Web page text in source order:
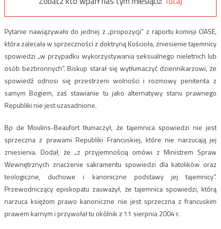
Pytanie nawiązywało do jednej z „propozycji” z raportu komisji CIASE,
która zalecała w sprzeczności z doktryną Kościoła, zniesienie tajemnicy
spowiedzi „w przypadku wykorzystywania seksualnego nieletnich lub
osób bezbronnych”. Biskup starał się wytłumaczyć dziennikarzowi, że
spowiedź odnosi się przestrzeni wolności i rozmowy penitenta z
samym Bogiem, zaś stawianie tu jako alternatywy stanu prawnego
Republiki nie jest uzasadnione.
Bp de Moulins-Beaufort tłumaczył, że tajemnica spowiedzi nie jest
sprzeczna z prawami Republiki Francuskiej, które nie narzucają jej
zniesienia. Dodał, że „z przyjemnością omówi z Ministrem Spraw
Wewnętrznych znaczenie sakramentu spowiedzi dla katolików oraz
teologiczne, duchowe i kanoniczne podstawy jej tajemnicy”.
Przewodniczący episkopatu zauważył, że tajemnica spowiedzi, którą
narzuca księżom prawo kanoniczne nie jest sprzeczna z francuskim
prawem karnym i przywołał tu okólnik z 11 sierpnia 2004 r.